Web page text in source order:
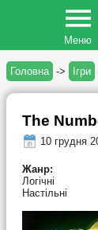
Меню
Головна -> Ігри
The
10 грудня
Жанр:
Логічні
Настільні